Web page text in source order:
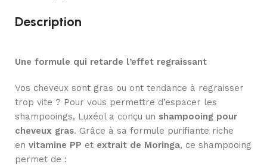
Description
Une formule qui retarde l’effet regraissant
Vos cheveux sont gras ou ont tendance à regraisser
trop vite ? Pour vous permettre d’espacer les
shampooings, Luxéol a conçu un shampooing pour
cheveux gras. Grâce à sa formule purifiante riche
en vitamine PP et extrait de Moringa, ce shampooing
permet de :